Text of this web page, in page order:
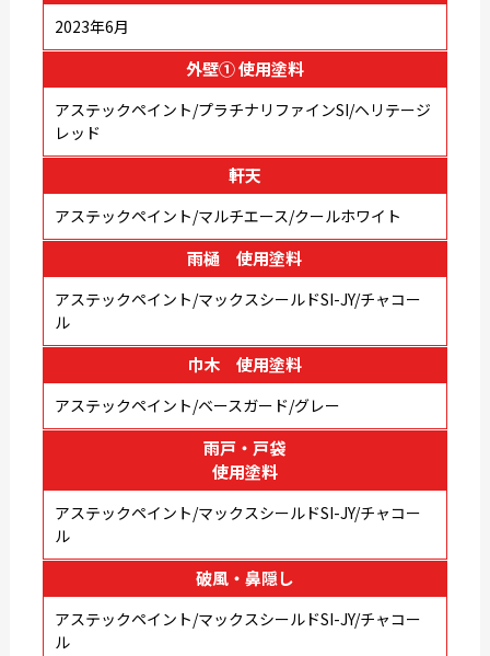
2023年6月
外壁① 使用塗料
アステックペイント/プラチナリファインSI/ヘリテージ
レッド
軒天
アステックペイント/マルチエース/クールホワイト
雨樋 使用塗料
アステックペイント/マックスシールドSI-JY/チャコー
ル
巾木 使用塗料
アステックペイント/ベースガード/グレー
雨戸・戸袋
使用塗料
アステックペイント/マックスシールドSI-JY/チャコー
ル
破風・鼻隠し
アステックペイント/マックスシールドSI-JY/チャコー
ル